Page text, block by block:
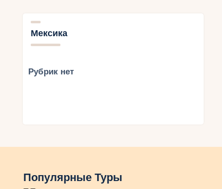
Мексика
Рубрик нет
Популярные Туры